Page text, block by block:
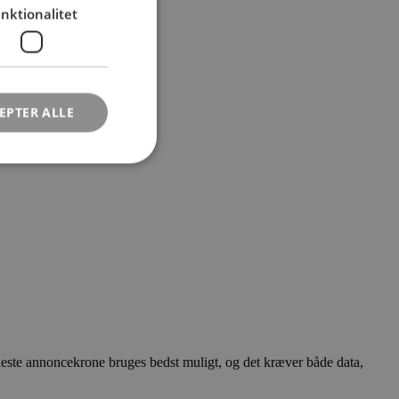
annoncekrone bruges bedst muligt, og det kræver både data,
ALLE